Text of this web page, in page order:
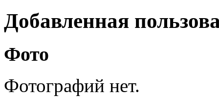
Добавленная
Фото
Фотографий нет.